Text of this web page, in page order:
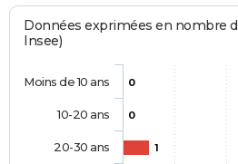
Données exprimées en nombre
Insee)
0
0
1
Moins de 10 ans
10-20 ans
20-30 ans